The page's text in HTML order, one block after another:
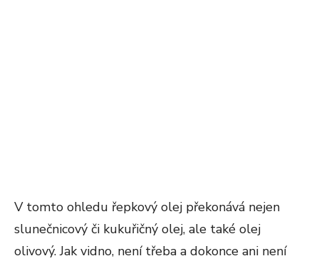
V tomto ohledu řepkový olej překonává nejen
slunečnicový či kukuřičný olej, ale také olej
olivový. Jak vidno, není třeba a dokonce ani není